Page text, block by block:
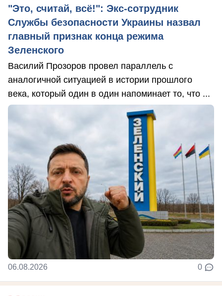
"Это, считай, всё!": Экс-сотрудник
Службы безопасности Украины назвал
главный признак конца режима
Зеленского
Василий Прозоров провел параллель с
аналогичной ситуацией в истории прошлого
века, который один в один напоминает то, что ...
06.08.2026 0